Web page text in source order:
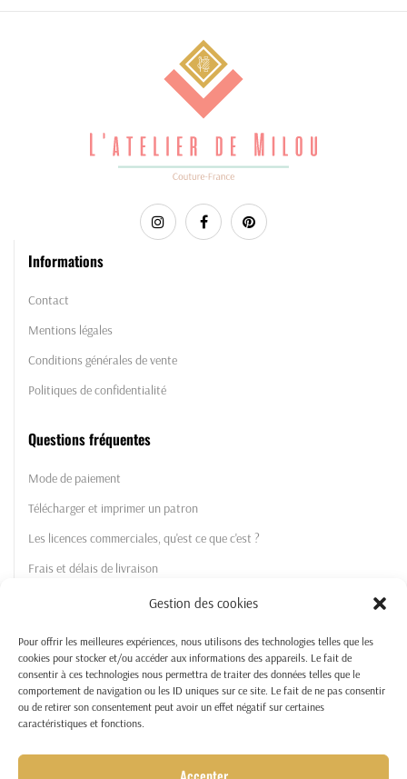
Gestion des cookies
Pour offrir les meilleures expériences, nous utilisons des technologies telles que les
cookies pour stocker et/ou accéder aux informations des appareils. Le fait de
consentir à ces technologies nous permettra de traiter des données telles que le
comportement de navigation ou les ID uniques sur ce site. Le fait de ne pas consentir
ou de retirer son consentement peut avoir un effet négatif sur certaines
caractéristiques et fonctions.
Accepter
Informations
Contact
Mentions légales
Conditions générales de vente
Politiques de confidentialité
Questions fréquentes
Mode de paiement
Télécharger et imprimer un patron
Les licences commerciales, qu'est ce que c'est ?
Frais et délais de livraison
Les patrons
Licences commerciales
Tutos et patrons gratuits